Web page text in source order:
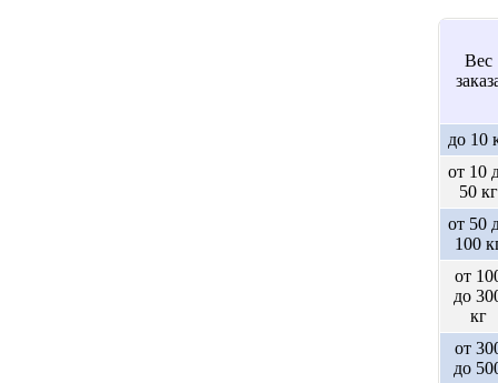
Вес
до 10
от 10
50 кг
от 50
100
от
до
кг
от
до